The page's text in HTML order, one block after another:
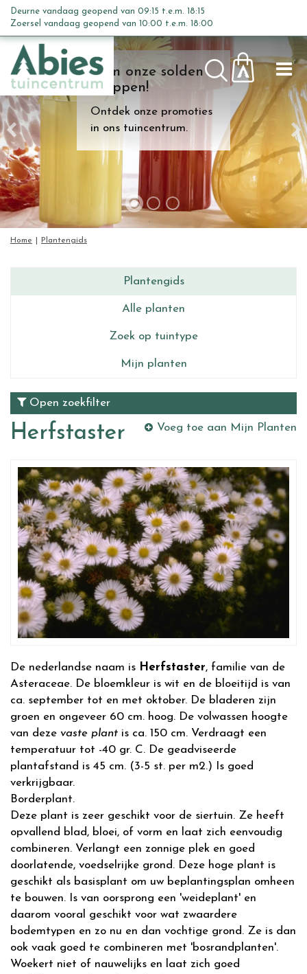
n
c
o
n
t
e
n
t
Kom onze solden
shoppen!
Ontdek onze promoties
in ons tuincentrum.
Home Plantengids
Deurne vandaag geopend van 09:15 t.e.m. 18:15
Zoersel vandaag geopend van 10:00 t.e.m. 18:00
Plantengids
Alle planten
Zoek op tuintype
Mijn planten
Open zoekfilter
Herfstaster Voeg toe aan Mijn Planten
De nederlandse naam is Herfstaster, familie van de
Asteraceae. De bloemkleur is wit en de bloeitijd is van
ca. september tot en met oktober. De bladeren zijn
groen en ongeveer 60 cm. hoog. De volwassen hoogte
van deze vaste plant is ca. 150 cm. Verdraagt een
temperatuur tot -40 gr. C. De geadviseerde
plantafstand is 45 cm. (3-5 st. per m2.) Is goed
verkrijgbaar.
Borderplant.
Deze plant is zeer geschikt voor de siertuin. Ze heeft
opvallend blad, bloei, of vorm en laat zich eenvoudig
combineren. Verlangt een zonnige plek en goed
doorlatende, voedselrijke grond. Deze hoge plant is
geschikt als basisplant om uw beplantingsplan omheen
te bouwen. Is van oorsprong een 'weideplant' en
daarom vooral geschikt voor wat zwaardere
bodemtypen en zo nu en dan vochtige grond. Ze is dan
ook vaak goed te combineren met 'bosrandplanten'.
Woekert niet of nauwelijks en laat zich goed